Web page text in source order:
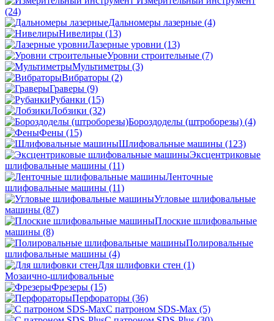
(24)
Дальномеры лазерные (4)
Нивелиры (13)
Лазерные уровни (13)
Уровни строительные (7)
Мультиметры (3)
Вибраторы (2)
Граверы (9)
Рубанки (15)
Лобзики (32)
Бороздоделы (штроборезы) (4)
Фены (15)
Шлифовальные машины (123)
Эксцентриковые
шлифовальные машины (11)
Ленточные
шлифовальные машины (11)
Угловые шлифовальные
машины (87)
Плоские шлифовальные
машины (8)
Полировальные
шлифовальные машины (4)
Для шлифовки стен (1)
Мозаично-шлифовальные
Фрезеры (15)
Перфораторы (36)
С патроном SDS-Max (5)